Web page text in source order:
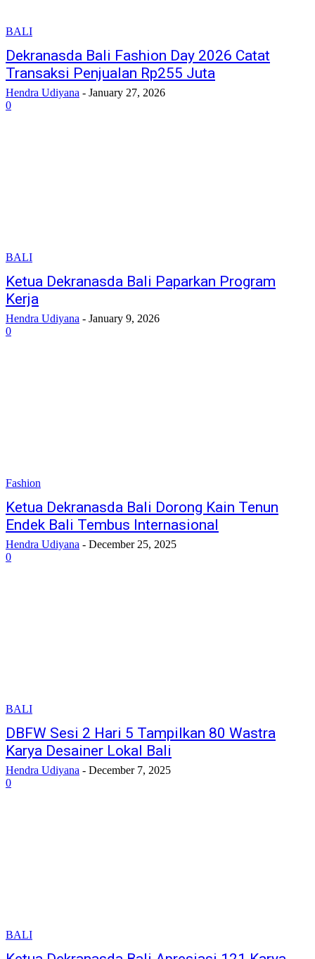
BALI
Dekranasda Bali Fashion Day 2026 Catat
Transaksi Penjualan Rp255 Juta
Hendra Udiyana - January 27, 2026
0
BALI
Ketua Dekranasda Bali Paparkan Program
Kerja
Hendra Udiyana - January 9, 2026
0
Fashion
Ketua Dekranasda Bali Dorong Kain Tenun
Endek Bali Tembus Internasional
Hendra Udiyana - December 25, 2025
0
BALI
DBFW Sesi 2 Hari 5 Tampilkan 80 Wastra
Karya Desainer Lokal Bali
Hendra Udiyana - December 7, 2025
0
BALI